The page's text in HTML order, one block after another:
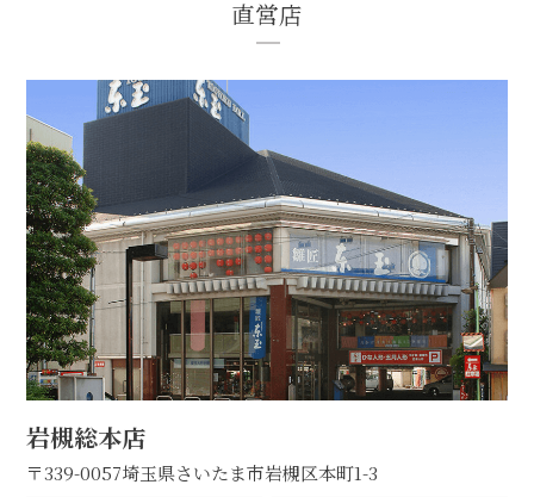
直営店
岩槻総本店
〒339-0057埼玉県さいたま市岩槻区本町1-3